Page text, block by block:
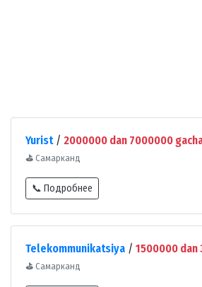
Yurist/ 2000000 dan 7000000
⛳ Самарканд
📞 Подробнее
Telekommunikatsiya / 1500000 dan
⛳ Самарканд